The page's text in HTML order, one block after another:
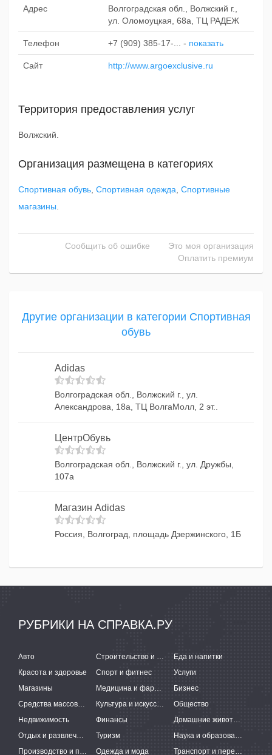
Адрес
Волгоградская обл., Волжский г.,
ул. Оломоуцкая, 68а, ТЦ РАДЕЖ
Телефон +7 (909) 385-17-... - показать
Сайт http://www.argoexclusive.ru
Территория предоставления услуг
Волжский.
Организация размещена в категориях
Спортивная обувь Спортивная одежда Спортивные
магазины
Сообщить об ошибке
Это моя организация
Оплатить премиум
Другие организации в категории Спортивная
обувь
Adidas
Волгоградская обл., Волжский г., ул.
Александрова, 18а, ТЦ ВолгаМолл, 2 эт..
ЦентрОбувь
Волгоградская обл., Волжский г., ул. Дружбы,
107а
Магазин Adidas
Россия, Волгоград, площадь Дзержинского, 1Б
РУБРИКИ НА СПРАВКА.РУ
Авто Строительство и ремонт
Еда и напитки
Красота и здоровье
Спорт и фитнес
Услуги
Магазины
Медицина и фармацевтика
Бизнес
Средства массовой информации
Культура и искусство
Общество
Недвижимость
Финансы
Домашние животные
Отдых и развлечения
Туризм
Наука и образование
Производство и поставки
Одежда и мода Транспорт и перевозки